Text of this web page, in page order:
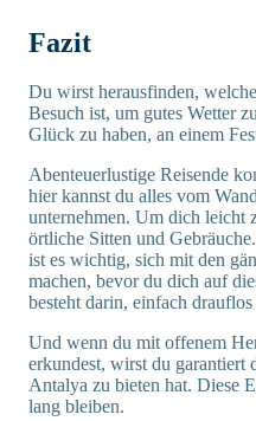
Fazit
Du wirst herausfinden,
Besuch ist, um gutes Wetter
Glück zu haben, an einem
Abenteuerlustige Reisende
hier kannst du alles vom
unternehmen. Um dich leicht
örtliche Sitten und
ist es wichtig, sich mit den
machen, bevor du dich auf
besteht darin, einfach
Und wenn du mit offenem
erkundest, wirst du garantiert
Antalya zu bieten hat. Diese
lang bleiben.